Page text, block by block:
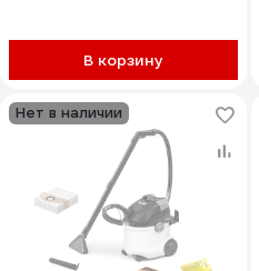
25/50/100 мин, кор,б/акк и з/
у VC010GZВ корзину
Нет в наличии